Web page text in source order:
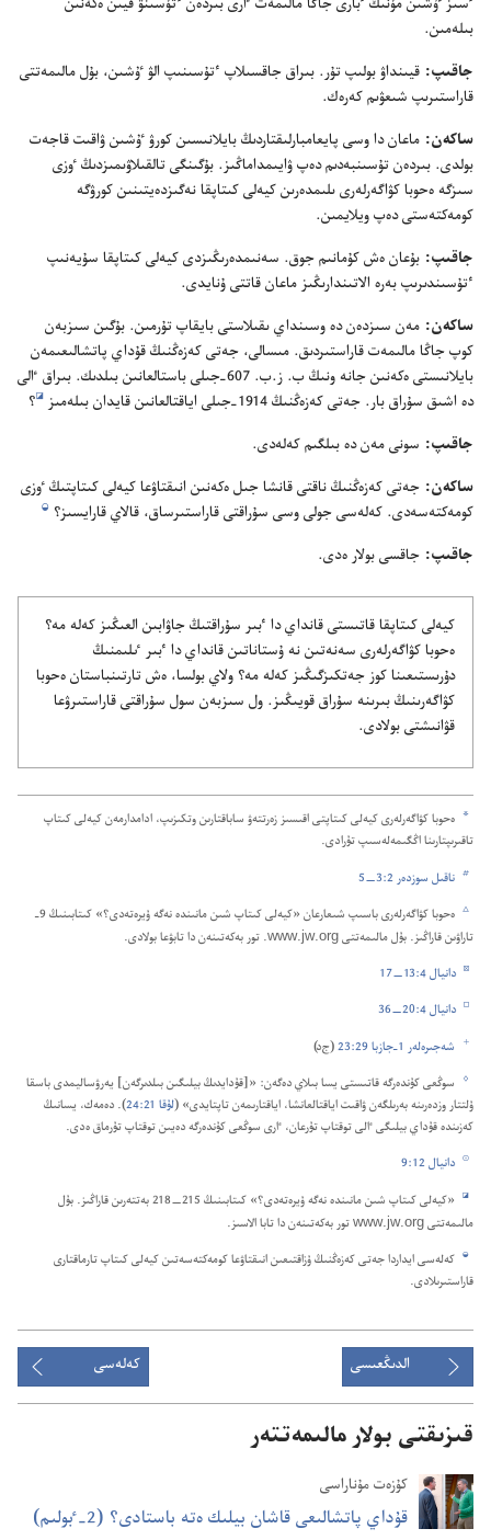
ٴ‌سىز ٷشىن مۇ‌نىڭ ٴ‌بارى جاڭا مالىمە‌ت ٵرى بىردە‌ن ٴ‌تۇ‌سىنۋ قيىن ە‌كە‌نىن
بىلە‌مىن.‏
جاقىپ:‏ قيىنداۋ بولىپ تۇ‌ر.‏ بىراق جاقسىلاپ ٴ‌تۇ‌سىنىپ الۋ ٷشىن،‏ بۇ‌ل مالىمە‌تتى
قاراستىرىپ شىعۋىم كە‌رە‌ك.‏
ساكە‌ن:‏ ماعان دا وسى پايعامبارلىقتاردىڭ بايلانىسىن كورۋ ٷشىن ۋاقىت قاجە‌ت
بولدى.‏ بىردە‌ن تۇ‌سىنبە‌دىم دە‌پ ۋايىمداماڭىز.‏ بۇ‌گىنگى تالقىلاۋىمىزدىڭ ٶزى
سىزگە ە‌حوبا كۋاگە‌رلە‌رى ىلىمدە‌رىن كيە‌لى كىتاپقا نە‌گىزدە‌يتىنىن كورۋگە
كومە‌كتە‌ستى دە‌پ ويلايمىن.‏
جاقىپ:‏ بۇ‌عان ە‌ش كۇ‌مانىم جوق.‏ سە‌نىمدە‌رىڭىزدى كيە‌لى كىتاپقا سۇ‌يە‌نىپ
ٴ‌تۇ‌سىندىرىپ بە‌رە الاتىندارىڭىز ماعان قاتتى ۇ‌نايدى.‏
ساكە‌ن:‏ مە‌ن سىزدە‌ن دە وسىنداي ىقىلاستى بايقاپ تۇ‌رمىن.‏ بۇ‌گىن سىزبە‌ن
كوپ جاڭا مالىمە‌ت قاراستىردىق.‏ مىسالى،‏ جە‌تى كە‌زە‌ڭنىڭ قۇ‌داي پاتشالىعىمە‌ن
بايلانىستى ە‌كە‌نىن جانە ونىڭ ب.‏ ز.‏ب.‏ 607-‏جىلى باستالعانىن بىلدىك.‏ بىراق ٵلى
دە اشىق سۇ‌راق بار.‏ جە‌تى كە‌زە‌ڭنىڭ 1914-‏جىلى اياقتالعانىن قايدان بىلە‌مىز
i‏؟‏
جاقىپ:‏ سونى مە‌ن دە بىلگىم كە‌لە‌دى.‏
ساكە‌ن:‏ جە‌تى كە‌زە‌ڭنىڭ ناقتى قانشا جىل ە‌كە‌نىن انىقتاۋعا كيە‌لى كىتاپتىڭ ٶزى
كومە‌كتە‌سە‌دى.‏ كە‌لە‌سى جولى وسى سۇ‌راقتى قاراستىرساق،‏ قالاي قارايسىز؟‏ j
جاقىپ:‏ جاقسى بولار ە‌دى.‏
كيە‌لى كىتاپقا قاتىستى قانداي دا ٴ‌بىر سۇ‌راقتىڭ جاۋابىن العىڭىز كە‌لە مە؟‏
ە‌حوبا كۋاگە‌رلە‌رى سە‌نە‌تىن نە ۇ‌ستاناتىن قانداي دا ٴ‌بىر ٸلىمنىڭ
دۇ‌رىستىعىنا كوز جە‌تكىزگىڭىز كە‌لە مە؟‏ ولاي بولسا،‏ ە‌ش تارتىنباستان ە‌حوبا
كۋاگە‌رىنىڭ بىرىنە سۇ‌راق قويىڭىز.‏ ول سىزبە‌ن سول سۇ‌راقتى قاراستىرۋعا
قۋانىشتى بولادى.‏
a ە‌حوبا كۋاگە‌رلە‌رى كيە‌لى كىتاپتى اقىسىز زە‌رتتە‌ۋ ساباقتارىن وتكىزىپ،‏ ادامدارمە‌ن كيە‌لى كىتاپ
تاقىرىپتارىنا اڭگىمە‌لە‌سىپ تۇ‌رادى.‏
b ناقىل سوزدە‌ر 2:‏3—‏5
c
ە‌حوبا كۋاگە‌رلە‌رى باسىپ شىعارعان «كيە‌لى كىتاپ شىن مانىندە نە‌گە ۇ‌يرە‌تە‌دى؟‏» كىتابىنىڭ 9-‏
تاراۋىن قاراڭىز.‏ بۇ‌ل مالىمە‌تتى www.jw.org.‏ تور بە‌كە‌تىنە‌ن دا تابۋعا بولادى.‏
d دانيال 4:‏13—‏17
e دانيال 4:‏20—‏36
f شە‌جىرە‌لە‌ر 1-‏جازبا 29:‏23
(‏ج‌د)‏
g سوڭعى كۇ‌ندە‌رگە قاتىستى يسا بىلاي دە‌گە‌ن:‏ «[قۇ‌دايدىڭ بيلىگىن بىلدىرگە‌ن] يە‌رۋساليمدى باسقا
ۇ‌لتتار وزدە‌رىنە بە‌رىلگە‌ن ۋاقىت اياقتالعانشا،‏ اياقتارىمە‌ن تاپتايدى» (‏لۇ‌قا 21:‏24
‏)‏.‏ دە‌مە‌ك،‏ يسانىڭ
كە‌زىندە قۇ‌داي بيلىگى ٵلى توقتاپ تۇ‌رعان،‏ ٵرى سوڭعى كۇ‌ندە‌رگە دە‌يىن توقتاپ تۇ‌رماق ە‌دى.‏
h دانيال 12:‏9
i ‏«كيە‌لى كىتاپ شىن مانىندە نە‌گە ۇ‌يرە‌تە‌دى؟‏» كىتابىنىڭ 215—‏218 بە‌تتە‌رىن قاراڭىز
‏.‏ بۇ‌ل
مالىمە‌تتى www.jw.org تور بە‌كە‌تىنە‌ن دا تابا الاسىز.‏
j كە‌لە‌سى ايداردا جە‌تى كە‌زە‌ڭنىڭ ۇ‌زاقتىعىن انىقتاۋعا كومە‌كتە‌سە‌تىن كيە‌لى كىتاپ تارماقتارى
قاراستىرىلادى.‏
الدىڭعىسى كەلەسى
قىزىقتى بولار مالىمەتتەر
كۇزەت مۇناراسى
قۇ‌داي پاتشالىعى قاشان بيلىك ە‌تە باستادى؟‏ (‏2-‏ٴ‌بولىم)‏